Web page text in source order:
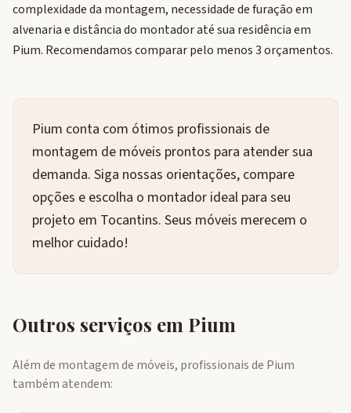
complexidade da montagem, necessidade de furação em
alvenaria e distância do montador até sua residência em
Pium. Recomendamos comparar pelo menos 3 orçamentos.
Pium conta com ótimos profissionais de
montagem de móveis prontos para atender sua
demanda. Siga nossas orientações, compare
opções e escolha o montador ideal para seu
projeto em Tocantins. Seus móveis merecem o
melhor cuidado!
Outros serviços em Pium
Além de montagem de móveis, profissionais de Pium
também atendem: